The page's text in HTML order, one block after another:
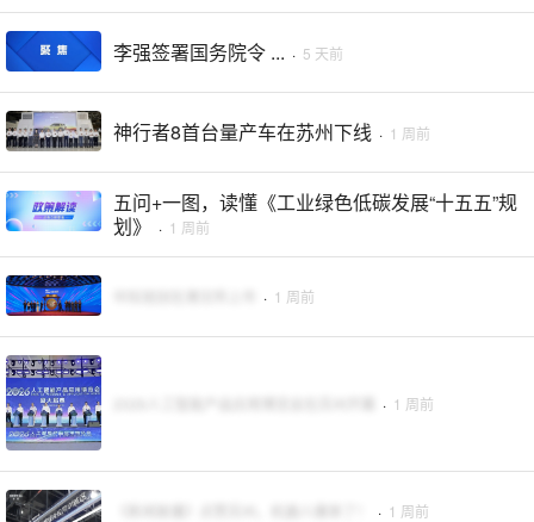
李强签署国务院令 ... · 5 天前
神行者8首台量产车在苏州下线 · 1 周前
五问+一图，读懂《工业绿色低碳发展“十五五”规
划》
· 1 周前
· 1 周前
· 1 周前
· 1 周前